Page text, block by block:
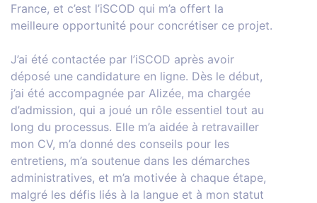
France, et c’est l’iSCOD qui m’a offert la
meilleure opportunité pour concrétiser ce projet.
J’ai été contactée par l’iSCOD après avoir
déposé une candidature en ligne. Dès le début,
j’ai été accompagnée par Alizée, ma chargée
d’admission, qui a joué un rôle essentiel tout au
long du processus. Elle m’a aidée à retravailler
mon CV, m’a donné des conseils pour les
entretiens, m’a soutenue dans les démarches
administratives, et m’a motivée à chaque étape,
malgré les défis liés à la langue et à mon statut